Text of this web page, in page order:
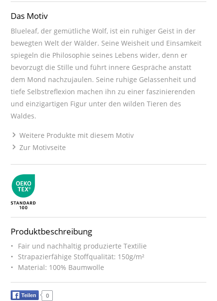
Das Motiv
Blueleaf, der gemütliche Wolf, ist ein ruhiger Geist in der
bewegten Welt der Wälder. Seine Weisheit und Einsamkeit
spiegeln die Philosophie seines Lebens wider, denn er
bevorzugt die Stille und führt innere Gespräche anstatt
dem Mond nachzujaulen. Seine ruhige Gelassenheit und
tiefe Selbstreflexion machen ihn zu einer faszinierenden
und einzigartigen Figur unter den wilden Tieren des
Waldes.
Weitere Produkte mit diesem Motiv
Zur Motivseite
Produktbeschreibung
Fair und nachhaltig produzierte Textilie
Strapazierfähige Stoffqualität: 150g/m²
Material: 100% Baumwolle
Teilen 0